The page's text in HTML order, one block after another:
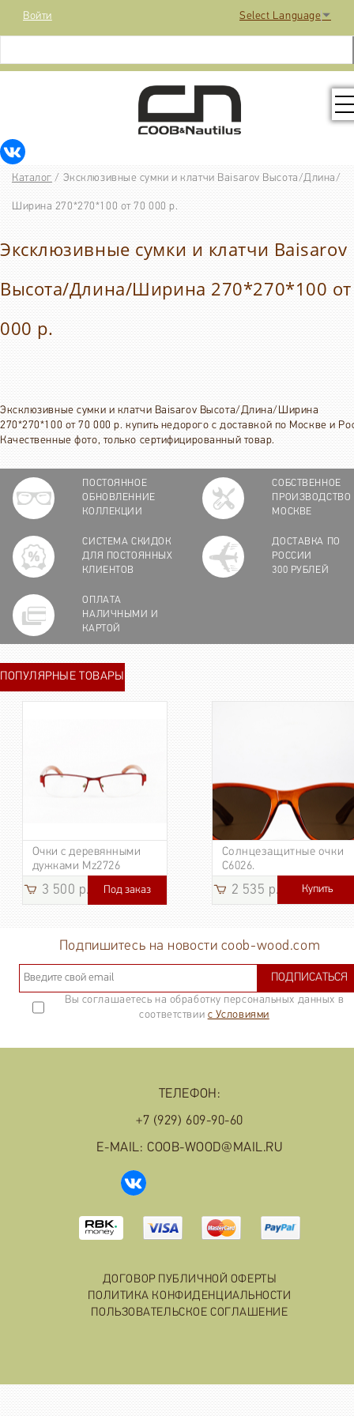
Select Language ▼
РАСПРОДАЖА
КОНТАКТЫ
МЕДИА
Войти
Каталог / Эксклюзивные сумки и клатчи Baisarov Высота/Длина/
Ширина 270*270*100 от 70 000 р.
Эксклюзивные сумки и клатчи Baisarov
Высота/Длина/Ширина 270*270*100
000 р.
Эксклюзивные сумки и клатчи Baisarov Высота/Длина/Ширина
270*270*100 от 70 000 р. купить недорого с доставкой по Москве и
Качественные фото, только сертифицированный товар.
ПОСТОЯННОЕ
ОБНОВЛЕННИЕ
КОЛЛЕКЦИИ
СОБСТВЕННОЕ
ПРОИЗВОДСТВО
МОСКВЕ
СИСТЕМА СКИДОК
ДЛЯ ПОСТОЯННЫХ
КЛИЕНТОВ
ДОСТАВКА ПО
РОССИИ
300 РУБЛЕЙ
ОПЛАТА
НАЛИЧНЫМИ И
КАРТОЙ
ПОПУЛЯРНЫЕ ТОВАРЫ
Очки с деревянными
дужками Mz2726
3 500 р. Под заказ
Солнцезащитные очки
C6026.
2 535 р. 3 185
Купить
Подпишитесь на новости coob-wood.com
ПОДПИСАТЬСЯ
Вы соглашаетесь на обработку персональных данных в
соответствии с Условиями
ТЕЛЕФОН:
+7 (929) 609-90-60
E-MAIL: COOB-WOOD@MAIL.RU
ДОГОВОР ПУБЛИЧНОЙ ОФЕРТЫ
ПОЛИТИКА КОНФИДЕНЦИАЛЬНОСТИ
ПОЛЬЗОВАТЕЛЬСКОЕ СОГЛАШЕНИЕ